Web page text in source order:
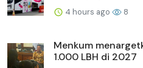
4 hours ago 8
Menkum
1.000 LBH di 2027